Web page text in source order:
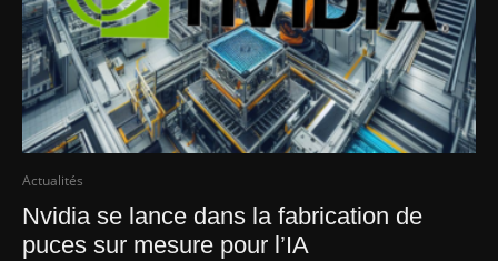
Actualités
Nvidia se lance dans la fabrication de
puces sur mesure pour l’IA